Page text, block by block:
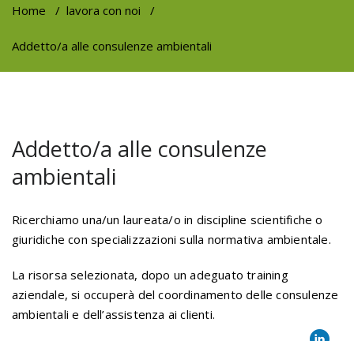
Home / lavora con noi /
Addetto/a alle consulenze ambientali
Addetto/a alle consulenze
ambientali
Ricerchiamo una/un laureata/o in discipline scientifiche o
giuridiche con specializzazioni sulla normativa ambientale.
La risorsa selezionata, dopo un adeguato training
aziendale, si occuperà del coordinamento delle consulenze
ambientali e dell’assistenza ai clienti.